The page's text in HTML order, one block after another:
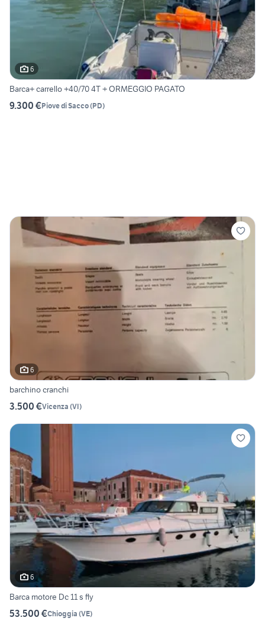
6
Barca+ carrello +40/70 4T + ORMEGGIO PAGATO
9.300 €Piove di Sacco(PD)
6
barchino cranchi
3.500 €Vicenza (VI)
6
Barca motore Dc 11 s fly
53.500 €Chioggia (VE)